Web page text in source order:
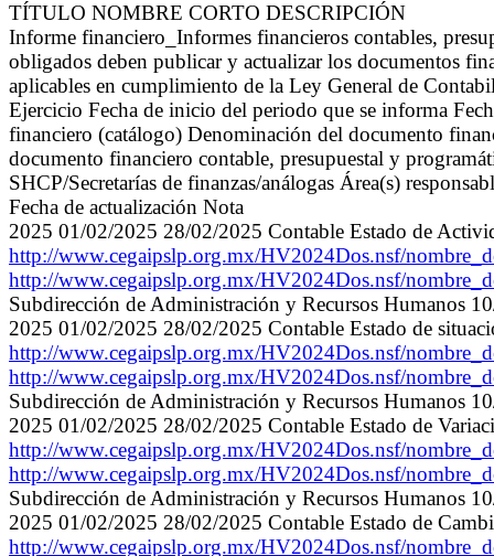
TÍTULO NOMBRE CORTO DESCRIPCIÓN
Informe financiero_Informes financieros contables,
obligados deben publicar y actualizar los documentos
aplicables en cumplimiento de la Ley General de
Ejercicio Fecha de inicio del periodo que se informa
financiero (catálogo) Denominación del documento
documento financiero contable, presupuestal y
SHCP/Secretarías de finanzas/análogas Área(s)
Fecha de actualización Nota
2025 01/02/2025 28/02/2025 Contable Estado de
http://www.cegaipslp.org.mx/HV2024Dos.nsf/
http://www.cegaipslp.org.mx/HV2024Dos.nsf/
Subdirección de Administración y Recursos Humanos
2025 01/02/2025 28/02/2025 Contable Estado de
http://www.cegaipslp.org.mx/HV2024Dos.nsf/
http://www.cegaipslp.org.mx/HV2024Dos.nsf/
Subdirección de Administración y Recursos Humanos
2025 01/02/2025 28/02/2025 Contable Estado de
http://www.cegaipslp.org.mx/HV2024Dos.nsf/
http://www.cegaipslp.org.mx/HV2024Dos.nsf/
Subdirección de Administración y Recursos Humanos
2025 01/02/2025 28/02/2025 Contable Estado de
http://www.cegaipslp.org.mx/HV2024Dos.nsf/